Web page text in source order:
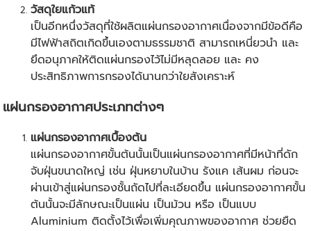
วัสดุใยแก้วแท้
เป็นอีกหนึ่งวัสดุที่ใช้ผลิตแผ่นกรองอากาศเนื่องจากมีข้อดีคือ
มีไฟฟ้าสถิตเกิดขึ้นเองตามธรรมชาติ สามารถเหนี่ยวนำ และ
ยึดอนุภาคให้ติดแผ่นกรองไว้ไม่มีหลุดลอย และ คง
ประสิทธิภาพการกรองได้นานกว่าใยสังเคราะห์
แผ่นกรองอากาศประเภทต่างๆ
แผ่นกรองอากาศเบื้องต้น
แผ่นกรองอากาศขั้นต้นนั้นเป็นแผ่นกรองอากาศที่มีหน้าที่ดัก
จับฝุ่นขนาดใหญ่ เช่น ฝุ่นหยาบในบ้าน รังแค เส้นผม ก่อนจะ
ผ่านเข้าสู่แผ่นกรองชั้นถัดไปที่ละเอียดขึ้น แผ่นกรองอากาศขั้น
ต้นนั้นจะมีลักษณะเป็นแผ่น เป็นม้วน หรือ เป็นแบบ
Aluminium ติดตั้งไว้เพื่อเพิ่มคุณภาพของอากาศ ช่วยยืด